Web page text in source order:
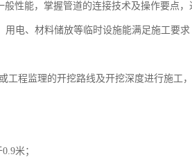
性能，掌握管道的连接技术及操作要点，
用电、材料储放等临时设施能满足施工要求
工程监理的开挖路线及开挖深度进行施工
米；